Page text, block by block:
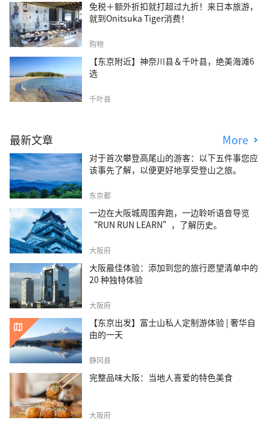
免税＋额外折扣就打超过九折！来日本旅游，
就到Onitsuka Tiger消费！
购物
【东京附近】神奈川县＆千叶县，绝美海滩6
选
千叶县
最新文章 More
对于首次攀登高尾山的游客：以下五件事您应
该事先了解，以便更好地享受登山之旅。
东京都
一边在大阪城周围奔跑，一边聆听语音导览
“RUN RUN LEARN”，了解历史。
大阪府
大阪最佳体验：添加到您的旅行愿望清单中的
20 种独特体验
大阪府
【东京出发】富士山私人定制游体验 | 奢华自
由的一天
静冈县
完整品味大阪：当地人喜爱的特色美食
大阪府